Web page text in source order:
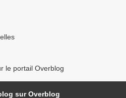
le portail Overblog
sur Overblog